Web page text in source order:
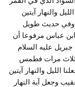
والنهار آيتين
وفي حديث طويل
عباس مرفوعا أن
عليه السلام
ثلاث مرات فطمس
الليل والنهار آيتين
وجعل آية النهار